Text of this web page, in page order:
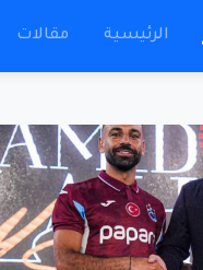
الرئيسية مقالات